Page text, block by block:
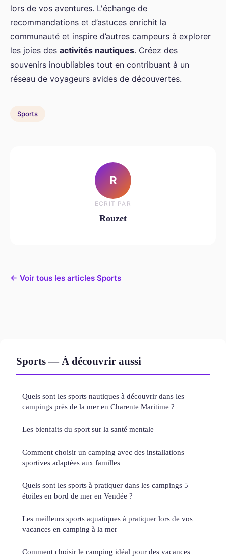
lors de vos aventures. L'échange de
recommandations et d’astuces enrichit la
communauté et inspire d’autres campeurs à explorer
les joies des activités nautiques. Créez des
souvenirs inoubliables tout en contribuant à un
réseau de voyageurs avides de découvertes.
Sports
R
ECRIT PAR
Rouzet
← Voir tous les articles Sports
Sports — À découvrir aussi
Quels sont les sports nautiques à découvrir dans les
campings près de la mer en Charente Maritime ?
Les bienfaits du sport sur la santé mentale
Comment choisir un camping avec des installations
sportives adaptées aux familles
Quels sont les sports à pratiquer dans les campings 5
étoiles en bord de mer en Vendée ?
Les meilleurs sports aquatiques à pratiquer lors de vos
vacances en camping à la mer
Comment choisir le camping idéal pour des vacances